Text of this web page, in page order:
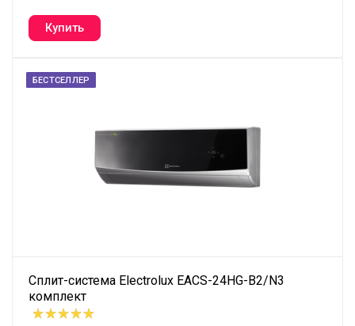
БЕСТСЕЛЛЕР
Сплит-система Electrolux EACS-24HG-B2/N3
комплект